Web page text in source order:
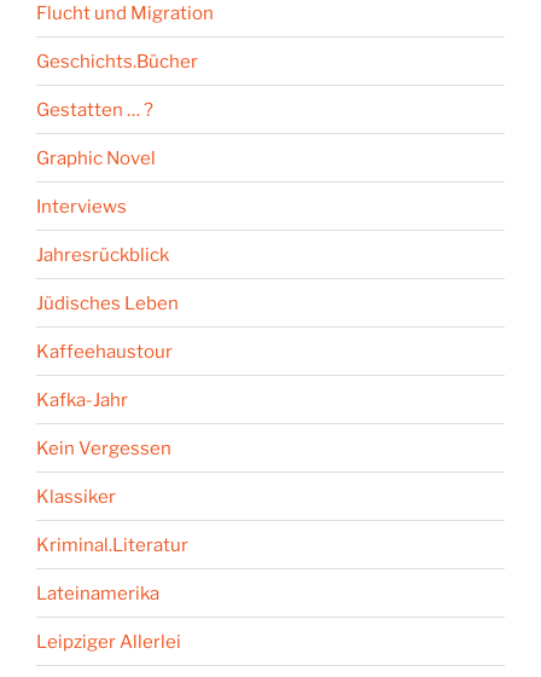
Flucht und Migration
Geschichts.Bücher
Gestatten … ?
Graphic Novel
Interviews
Jahresrückblick
Jüdisches Leben
Kaffeehaustour
Kafka-Jahr
Kein Vergessen
Klassiker
Kriminal.Literatur
Lateinamerika
Leipziger Allerlei